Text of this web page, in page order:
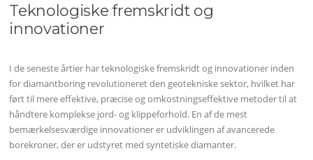
Teknologiske fremskridt og
innovationer
I de seneste årtier har teknologiske fremskridt og innovationer inden
for diamantboring revolutioneret den geotekniske sektor, hvilket har
ført til mere effektive, præcise og omkostningseffektive metoder til at
håndtere komplekse jord- og klippeforhold. En af de mest
bemærkelsesværdige innovationer er udviklingen af avancerede
borekroner, der er udstyret med syntetiske diamanter.